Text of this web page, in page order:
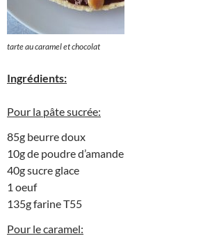
tarte au caramel et chocolat
Ingrédients:
Pour la pâte sucrée:
85g beurre doux
10g de poudre d’amande
40g sucre glace
1 oeuf
135g farine T55
Pour le caramel: